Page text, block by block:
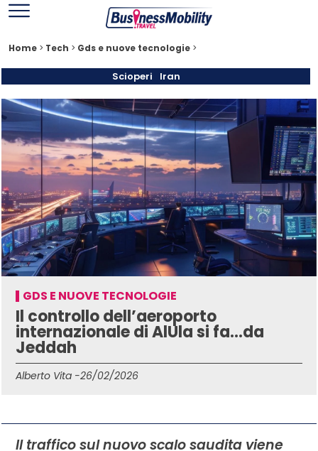
Home > Tech > Gds e nuove tecnologie >
Scioperi Iran
GDS E NUOVE TECNOLOGIE
Il controllo dell’aeroporto
internazionale di AlUla si fa…da
Jeddah
Alberto Vita -26/02/2026
Il traffico sul nuovo scalo saudita viene